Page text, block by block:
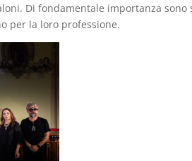
Di fondamentale importanza sono
per la loro professione.